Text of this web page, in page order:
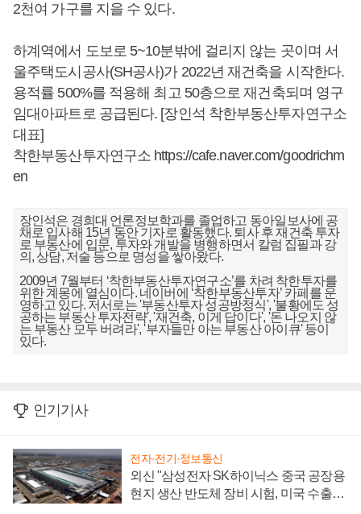
2천여 가구를 지을 수 있다.
하계역에서 도보로 5~10분밖에 걸리지 않는 곳이며 서
울주택도시공사(SH공사)가 2022년 재건축을 시작한다.
용적률 500%를 적용해 최고 50층으로 재건축되며 영구
임대아파트로 공급된다. [장인석 착한부동산투자연구소
대표]
착한부동산투자연구소 https://cafe.naver.com/goodrichm
en
장인석은 경희대 언론정보학과를 졸업하고 동아일보사에 공
채로 입사해 15년 동안 기자로 활동했다. 퇴사 후 재건축 투자
로 부동산에 입문, 투자와 개발을 병행하면서 칼럼 집필과 강
의, 상담, 저술 등으로 명성을 쌓아왔다.
2009년 7월부터 ‘착한부동산투자연구소’를 차려 착한투자를
위한 계몽에 열심이다. 네이버에 ‘착한부동산투자’ 카페를 운
영하고 있다. 저서로는 '부동산투자 성공방정식', '불황에도 성
공하는 부동산 투자전략', '재건축, 이게 답이다', '돈 나오지 않
는 부동산 모두 버려라', '부자들만 아는 부동산 아이큐' 등이
있다.
인기기사
전자·전기·정보통신
외신 "삼성전자 SK하이닉스 중국 공장용
현지 생산 반도체 장비 시험, 미국 수출통